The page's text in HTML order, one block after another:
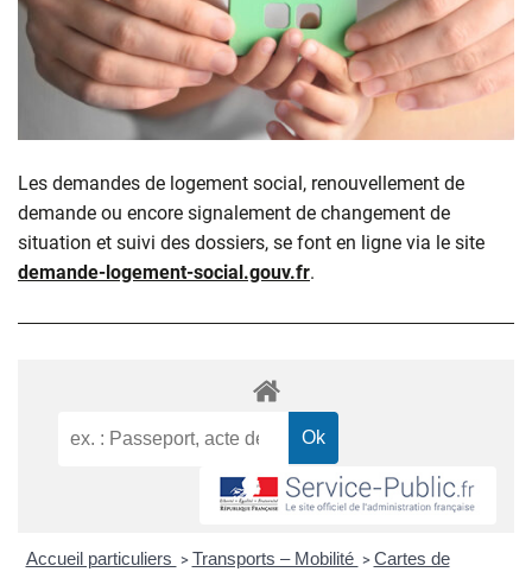
Les demandes de logement social, renouvellement de
demande ou encore signalement de changement de
situation et suivi des dossiers, se font en ligne via le site
demande-logement-social.gouv.fr.
Accueil particuliers > Transports – Mobilité > Cartes de